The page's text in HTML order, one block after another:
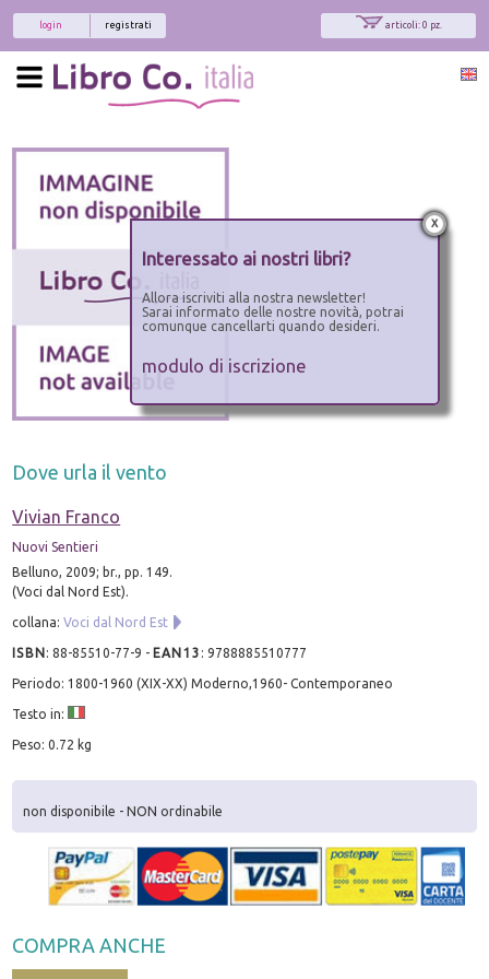
articoli: 0 pz.
registrati
login
Dove urla il vento
Vivian Franco
Nuovi Sentieri
Belluno, 2009; br., pp. 149.
(Voci dal Nord Est).
collana:Voci dal Nord Est
ISBN:88-85510-77-9 - EAN13 :9788885510777
Periodo: 1800-1960 (XIX-XX) Moderno,1960- Contemporaneo
Testo in:
Peso: 0.72 kg
non disponibile - NON ordinabile
COMPRA ANCHE
x
Interessato ai nostri libri?
Allora iscriviti alla nostra newsletter!
Sarai informato delle nostre novità, potrai
comunque cancellarti quando desideri.
modulo di iscrizione